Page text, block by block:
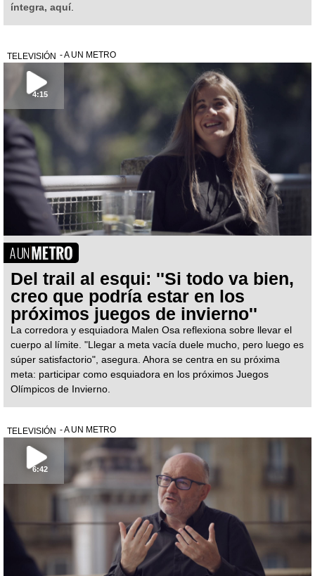
íntegra, aquí
TELEVISIÓN - A UN METRO
4:15
Del trail al esqui: ''Si todo va bien,
creo que podría estar en los
próximos juegos de invierno''
La corredora y esquiadora Malen Osa reflexiona sobre llevar el
cuerpo al límite. "Llegar a meta vacía duele mucho, pero luego es
súper satisfactorio", asegura. Ahora se centra en su próxima
meta: participar como esquiadora en los próximos Juegos
Olímpicos de Invierno.
TELEVISIÓN - A UN METRO
6:42